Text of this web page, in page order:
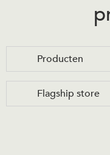
Producten
Flagship store